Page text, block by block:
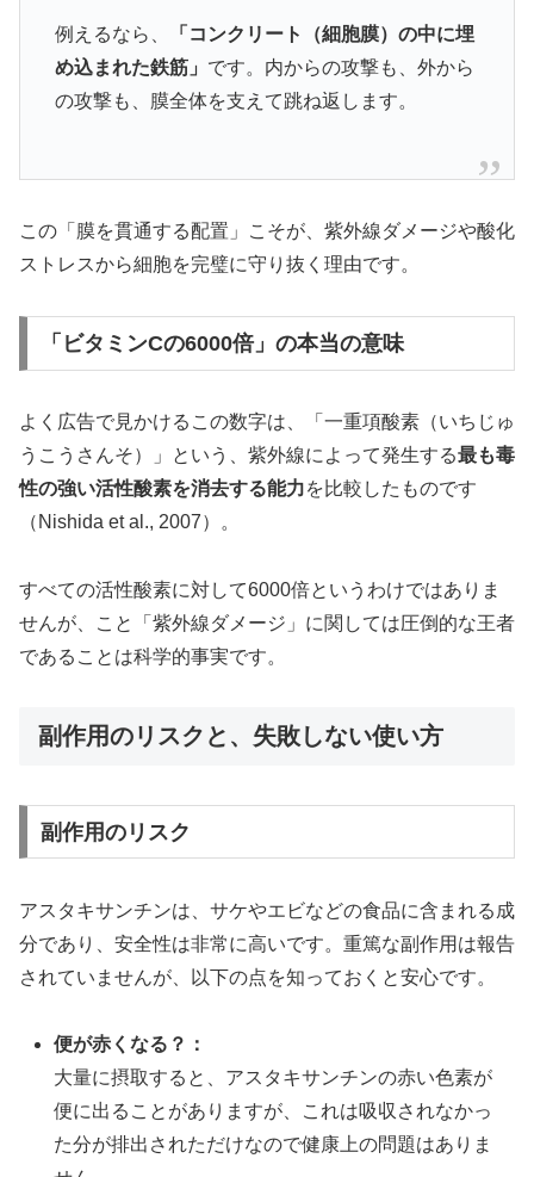
例えるなら、
「コンクリート（細胞膜）の中に埋
め込まれた鉄筋」 です。内からの攻撃も、外から
の攻撃も、膜全体を支えて跳ね返します。
この「膜を貫通する配置」こそが、紫外線ダメージや酸化
ストレスから細胞を完璧に守り抜く理由です。
「ビタミンCの6000倍」の本当の意味
よく広告で見かけるこの数字は、「一重項酸素（いちじゅ
うこうさんそ）」という、紫外線によって発生する最も毒
性の強い活性酸素を消去する能力を比較したものです
（Nishida et al., 2007）。
すべての活性酸素に対して6000倍というわけではありま
せんが、こと「紫外線ダメージ」に関しては圧倒的な王者
であることは科学的事実です。
副作用のリスクと、失敗しない使い方
副作用のリスク
アスタキサンチンは、サケやエビなどの食品に含まれる成
分であり、安全性は非常に高いです。重篤な副作用は報告
されていませんが、以下の点を知っておくと安心です。
便が赤くなる？：
大量に摂取すると、アスタキサンチンの赤い色素が
便に出ることがありますが、これは吸収されなかっ
た分が排出されただけなので健康上の問題はありま